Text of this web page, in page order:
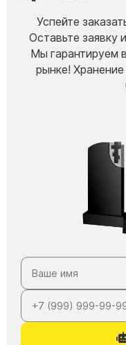
Успейте
Оставьте заявку
Мы гарантируем
рынке!